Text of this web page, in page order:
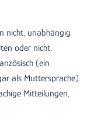
nicht, unabhängig
oder nicht.
(ein
als Muttersprache).
Mitteilungen,